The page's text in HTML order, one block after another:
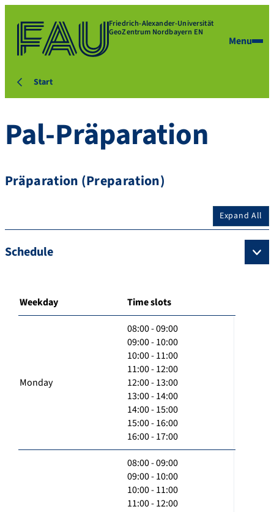
Friedrich-Alexander-Universität
GeoZentrum Nordbayern EN
Menu
Start
Pal-Präparation
Präparation (Preparation)
Expand All
Schedule
Weekday Time slots
Monday
08:00 - 09:00
09:00 - 10:00
10:00 - 11:00
11:00 - 12:00
12:00 - 13:00
13:00 - 14:00
14:00 - 15:00
15:00 - 16:00
16:00 - 17:00
08:00 - 09:00
09:00 - 10:00
10:00 - 11:00
11:00 - 12:00